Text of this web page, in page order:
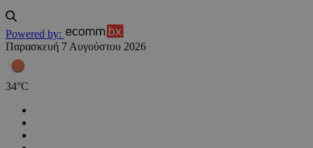
Powered by:
Παρασκευή 7 Αυγούστου 2026
34°C